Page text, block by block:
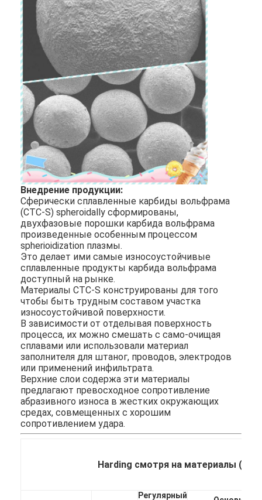
Домой
Продукты
О нас
Экскурсия по заводу
Контроль качества
Свяжитесь с нами
Поговорите сейчас
Внедрение продукции:
Сферически сплавленные карбиды вольфрама
(CTC-S) spheroidally сформированы,
двухфазовые порошки карбида вольфрама
произведенные особенным процессом
spherioidization плазмы.
Это делает ими самые износоустойчивые
сплавленные продукты карбида вольфрама
доступный на рынке.
Материалы CTC-S конструированы для того
чтобы быть трудным составом участка
износоустойчивой поверхности.
В зависимости от отделывая поверхность
процесса, их можно смешать с само-очищая
сплавами или использовали материал
заполнителя для штаног, проводов, электродов
или применений инфильтрата.
Верхние слои содержа эти материалы
предлагают превосходное сопротивление
абразивного износа в жестких окружающих
средах, совмещенных с хорошим
сопротивлением удара.
Harding смотря на материалы
Регулярный